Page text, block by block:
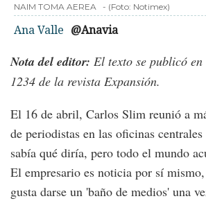
NAIM TOMA AEREA - (Foto: Notimex)
Ana Valle @Anavia
Nota del editor: El texto se publicó
1234 de la revista Expansión.
El 16 de abril, Carlos Slim reunió a
de periodistas en las oficinas
sabía qué diría, pero todo el mundo
El empresario es noticia por sí
gusta darse un 'baño de medios' una